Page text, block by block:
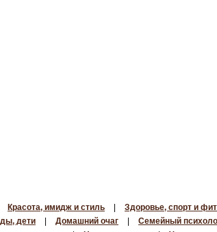
Красота, имидж и стиль Здоровье, спорт и
дети Домашний очаг Семейный